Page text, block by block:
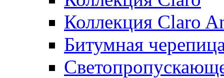
Коллекция Claro
Битумная